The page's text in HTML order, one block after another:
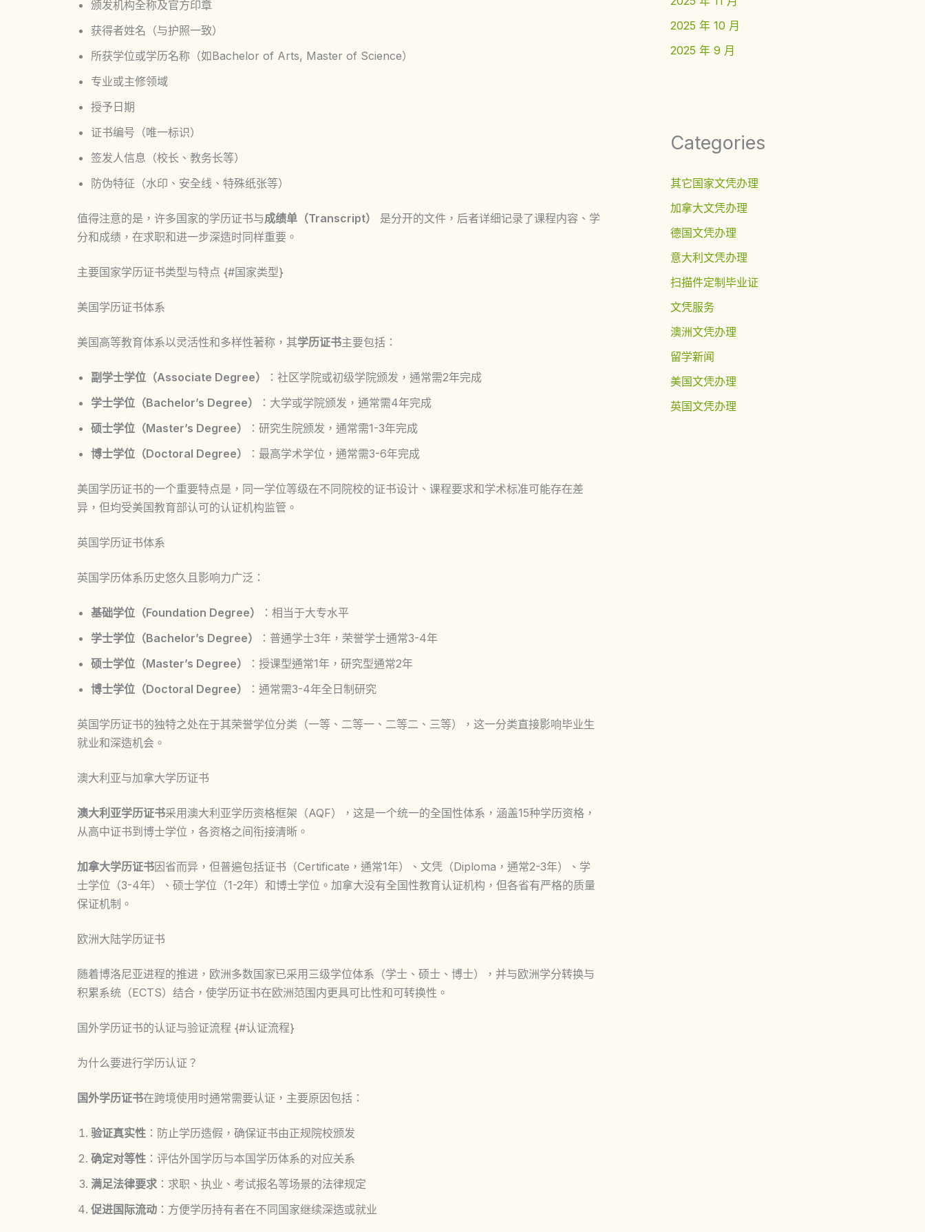
颁发机构全称及官方印章
获得者姓名（与护照一致）
所获学位或学历名称（如Bachelor of Arts, Master of Science）
专业或主修领域
授予日期
证书编号（唯一标识）
签发人信息（校长、教务长等）
防伪特征（水印、安全线、特殊纸张等）
值得注意的是，许多国家的学历证书与成绩单（Transcript）
是分开的文件，后者详细记录了课程内容、学
分和成绩，在求职和进一步深造时同样重要。
主要国家学历证书类型与特点 {#国家类型}
美国学历证书体系
美国高等教育体系以灵活性和多样性著称，其学历证书主要包括：
副学士学位（Associate Degree）
：社区学院或初级学院颁发，通常需2年完成
学士学位（Bachelor’s Degree）
：大学或学院颁发，通常需4年完成
硕士学位（Master’s Degree）
：研究生院颁发，通常需1-3年完成
博士学位（Doctoral Degree）
：最高学术学位，通常需3-6年完成
美国学历证书的一个重要特点是，同一学位等级在不同院校的证书设计、课程要求和学术标准可能存在差
异，但均受美国教育部认可的认证机构监管。
英国学历证书体系
英国学历体系历史悠久且影响力广泛：
基础学位（Foundation Degree）
：相当于大专水平
学士学位（Bachelor’s Degree）
：普通学士3年，荣誉学士通常3-4年
硕士学位（Master’s Degree）
：授课型通常1年，研究型通常2年
博士学位（Doctoral Degree）
：通常需3-4年全日制研究
英国学历证书的独特之处在于其荣誉学位分类（一等、二等一、二等二、三等），这一分类直接影响毕业生
就业和深造机会。
澳大利亚与加拿大学历证书
澳大利亚学历证书采用澳大利亚学历资格框架（AQF），这是一个统一的全国性体系，涵盖15种学历资格，
从高中证书到博士学位，各资格之间衔接清晰。
加拿大学历证书因省而异，但普遍包括证书（Certificate，通常1年）、文凭（Diploma，通常2-3年）、学
士学位（3-4年）、硕士学位（1-2年）和博士学位。加拿大没有全国性教育认证机构，但各省有严格的质量
保证机制。
欧洲大陆学历证书
随着博洛尼亚进程的推进，欧洲多数国家已采用三级学位体系（学士、硕士、博士），并与欧洲学分转换与
积累系统（ECTS）结合，使学历证书在欧洲范围内更具可比性和可转换性。
国外学历证书的认证与验证流程 {#认证流程}
为什么要进行学历认证？
国外学历证书在跨境使用时通常需要认证，主要原因包括：
验证真实性 ：防止学历造假，确保证书由正规院校颁发
确定对等性 ：评估外国学历与本国学历体系的对应关系
满足法律要求 ：求职、执业、考试报名等场景的法律规定
促进国际流动 ：方便学历持有者在不同国家继续深造或就业
2025 年 10 月
2025 年 9 月
Categories
其它国家文凭办理
加拿大文凭办理
德国文凭办理
意大利文凭办理
扫描件定制毕业证
文凭服务
澳洲文凭办理
留学新闻
美国文凭办理
英国文凭办理